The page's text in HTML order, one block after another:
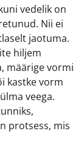
vedelik on
Nii ei
jaotuma.
hiljem
määrige vormi
kastke vorm
veega.
protsess, mis